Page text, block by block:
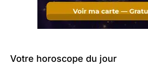
Votre horoscope du jour